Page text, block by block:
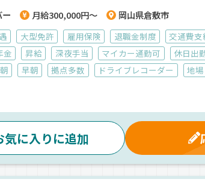
月給300,000円～ 岡山県倉敷市
大型免許 雇用保険 退職金制度 交通費支
金 昇給 深夜手当 マイカー通勤可 休日出
朝 早朝 拠点多数 ドライブレコーダー 地場
気に入りに追加